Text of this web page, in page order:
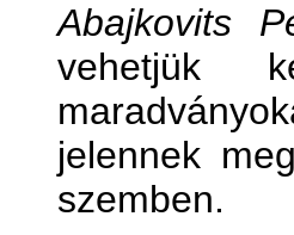
Abajkovits
vehetjük
jelennek
szemben.